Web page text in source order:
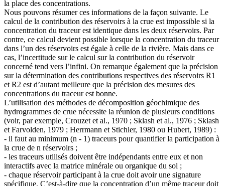
la place des concentrations.
Nous pouvons résumer ces informations de la façon suivante. Le
calcul de la contribution des réservoirs à la crue est impossible si la
concentration du traceur est identique dans les deux réservoirs. Par
contre, ce calcul devient possible lorsque la concentration du traceur
dans l’un des réservoirs est égale à celle de la rivière. Mais dans ce
cas, l’incertitude sur le calcul sur la contribution du réservoir
concerné tend vers l’infini. On remarque également que la précision
sur la détermination des contributions respectives des réservoirs R1
et R2 est d’autant meilleure que la précision des mesures des
concentrations du traceur est bonne.
L’utilisation des méthodes de décomposition géochimique des
hydrogrammes de crue nécessite la réunion de plusieurs conditions
(voir, par exemple, Crouzet et al., 1970 ; Sklash et al., 1976 ; Sklash
et Farvolden, 1979 ; Herrmann et Stichler, 1980 ou Hubert, 1989) :
- il faut au minimum (n - 1) traceurs pour quantifier la participation à
la crue de n réservoirs ;
- les traceurs utilisés doivent être indépendants entre eux et non
interactifs avec la matrice minérale ou organique du sol ;
- chaque réservoir participant à la crue doit avoir une signature
spécifique. C’est-à-dire que la concentration d’un même traceur doit